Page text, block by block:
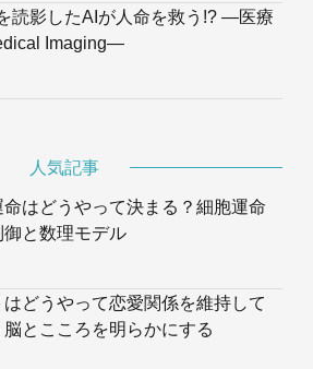
読影したAIが人命を救う!? —医療
Imaging—
人気記事
はどうやって決まる？細胞運命
と数理モデル
どうやって恋愛関係を維持して
脳とこころを明らかにする